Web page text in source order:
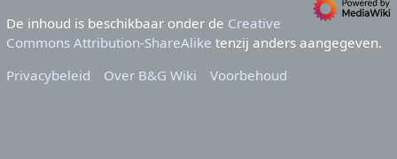
De inhoud is beschikbaar onder de Creative
Commons Attribution-ShareAlike tenzij anders aangegeven.
Privacybeleid
Over B&G Wiki Voorbehoud